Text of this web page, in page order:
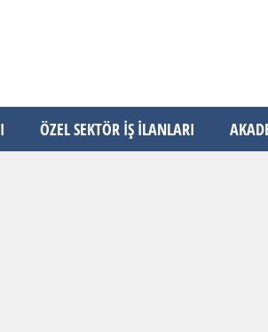
ÖZEL SEKTÖR İŞ İLANLARI